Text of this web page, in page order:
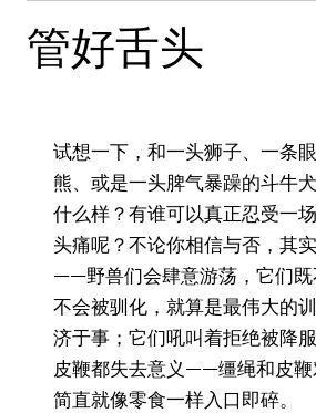
管好舌头
试想一下，和一头狮子、一条
熊、或是一头脾气暴躁的斗牛
什么样？有谁可以真正忍受一
头痛呢？不论你相信与否，其
——野兽们会肆意游荡，它们既
不会被驯化，就算是最伟大的
济于事；它们吼叫着拒绝被降
皮鞭都失去意义——缰绳和皮鞭
简直就像零食一样入口即碎。